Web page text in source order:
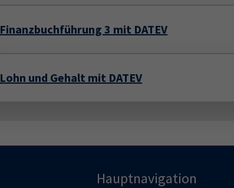
Finanzbuchführung 3 mit DATEV
Lohn und Gehalt mit DATEV
Hauptnavigation